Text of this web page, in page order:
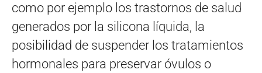
como por ejemplo los trastornos de salud
generados por la silicona líquida, la
posibilidad de suspender los tratamientos
hormonales para preservar óvulos o